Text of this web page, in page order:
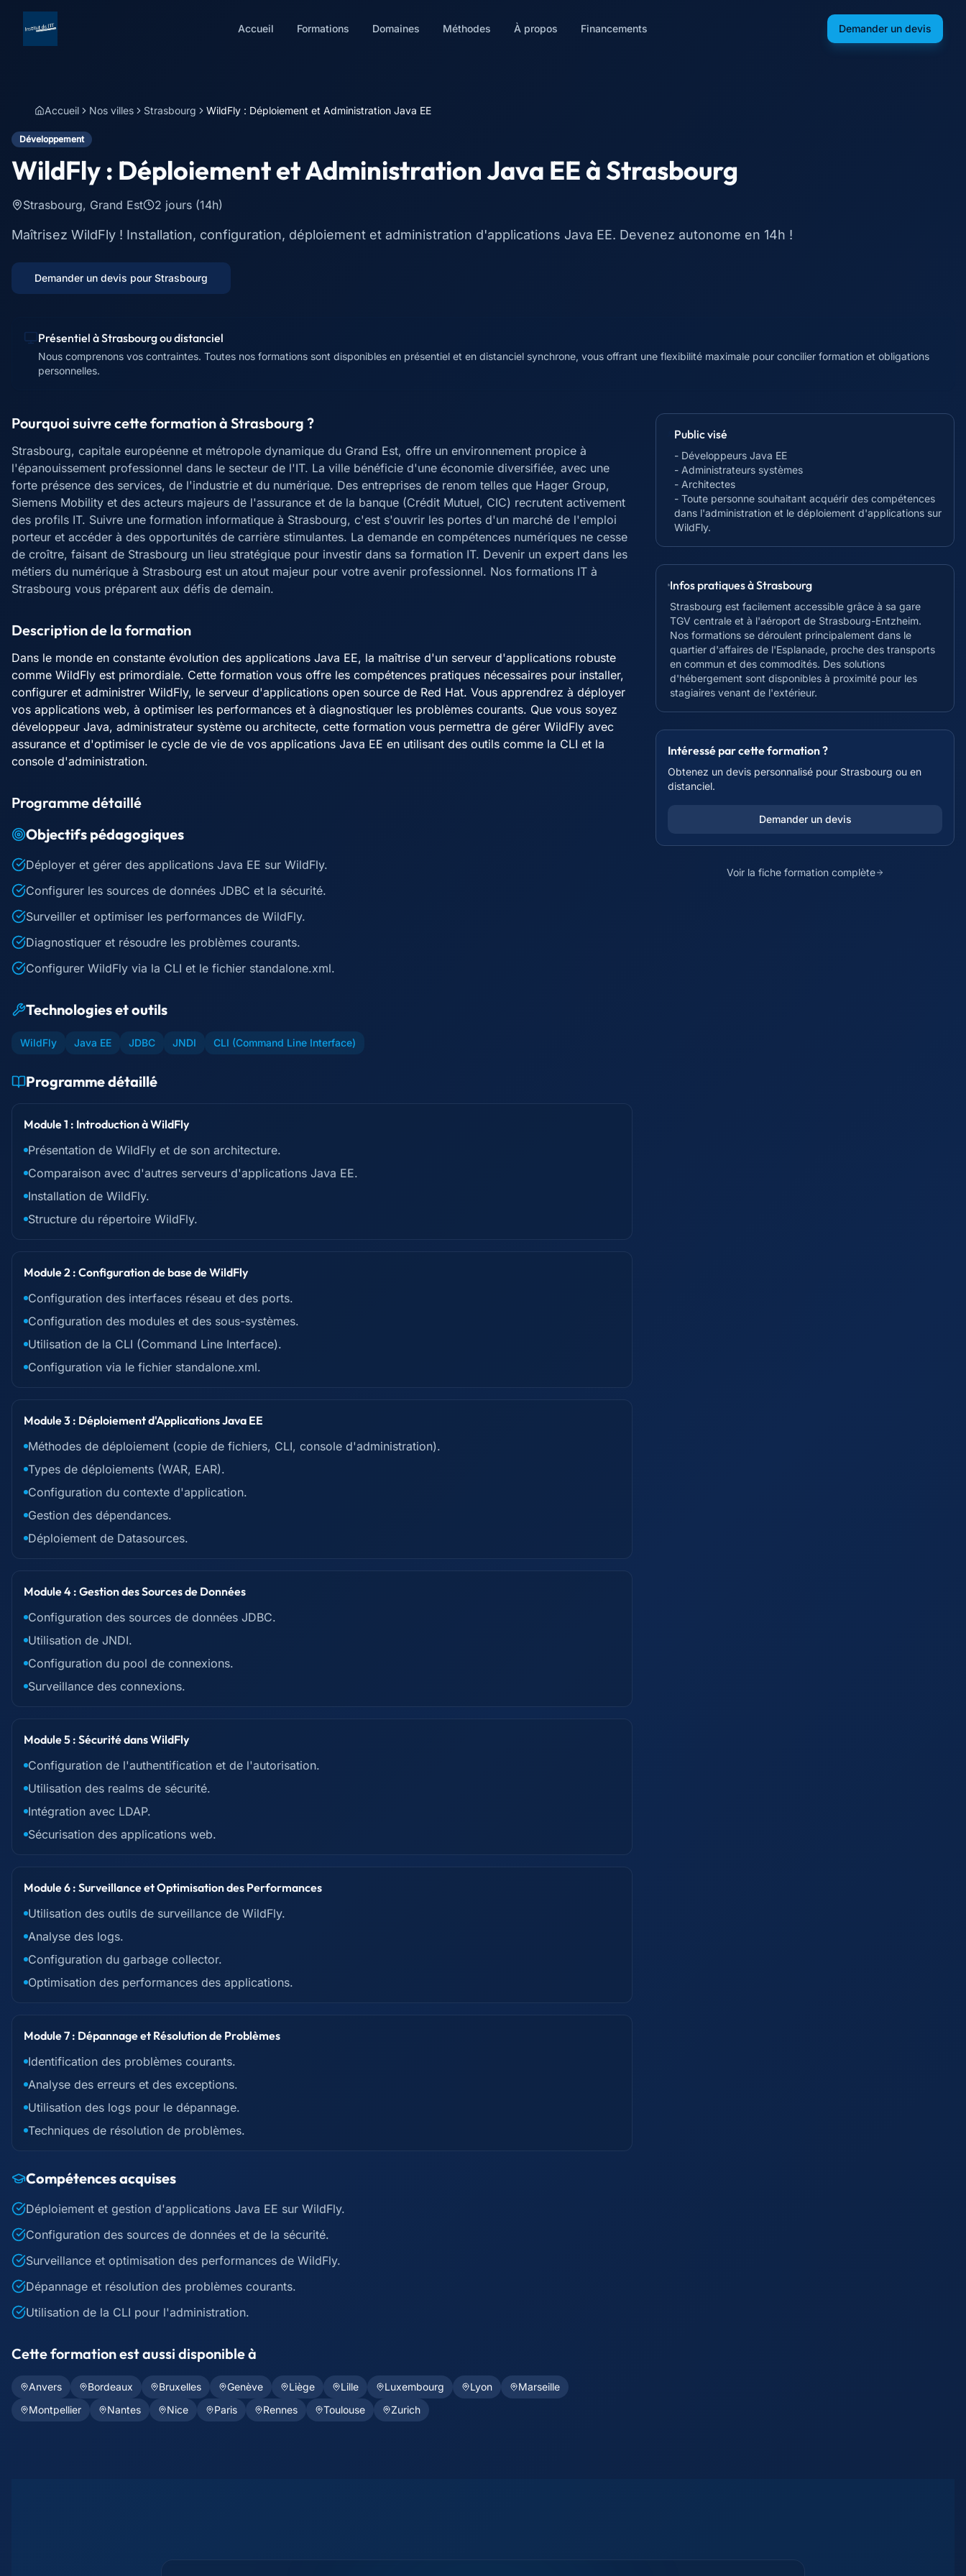
Accueil Formations Domaines Méthodes À propos Financements Demander un devis
Accueil Nos villes Strasbourg WildFly : Déploiement et Administration Java EE
Développement
WildFly : Déploiement et Administration Java EEàStrasbourg
Strasbourg, Grand Est 2 jours (14h)
Maîtrisez WildFly ! Installation, configuration, déploiement et administration d'applications Java EE. Devenez autonome en 14h !
Demander un devis pour Strasbourg
Présentiel àStrasbourgou distanciel
Nous comprenons vos contraintes. Toutes nos formations sont disponibles en présentiel et en distanciel synchrone, vous offrant une flexibilité maximale pour concilier formation et obligations
personnelles.
Pourquoi suivre cette formation à Strasbourg ?
Strasbourg, capitale européenne et métropole dynamique du Grand Est, offre un environnement propice à
l'épanouissement professionnel dans le secteur de l'IT. La ville bénéficie d'une économie diversifiée, avec une
forte présence des services, de l'industrie et du numérique. Des entreprises de renom telles que Hager Group,
Siemens Mobility et des acteurs majeurs de l'assurance et de la banque (Crédit Mutuel, CIC) recrutent activement
des profils IT. Suivre une formation informatique à Strasbourg, c'est s'ouvrir les portes d'un marché de l'emploi
porteur et accéder à des opportunités de carrière stimulantes. La demande en compétences numériques ne cesse
de croître, faisant de Strasbourg un lieu stratégique pour investir dans sa formation IT. Devenir un expert dans les
métiers du numérique à Strasbourg est un atout majeur pour votre avenir professionnel. Nos formations IT à
Strasbourg vous préparent aux défis de demain.
Description de la formation
Dans le monde en constante évolution des applications Java EE, la maîtrise d'un serveur d'applications robuste
comme WildFly est primordiale. Cette formation vous offre les compétences pratiques nécessaires pour installer,
configurer et administrer WildFly, le serveur d'applications open source de Red Hat. Vous apprendrez à déployer
vos applications web, à optimiser les performances et à diagnostiquer les problèmes courants. Que vous soyez
développeur Java, administrateur système ou architecte, cette formation vous permettra de gérer WildFly avec
assurance et d'optimiser le cycle de vie de vos applications Java EE en utilisant des outils comme la CLI et la
console d'administration.
Programme détaillé
Objectifs pédagogiques
Déployer et gérer des applications Java EE sur WildFly.
Configurer les sources de données JDBC et la sécurité.
Surveiller et optimiser les performances de WildFly.
Diagnostiquer et résoudre les problèmes courants.
Configurer WildFly via la CLI et le fichier standalone.xml.
Technologies et outils
WildFly Java EE JDBC JNDI CLI (Command Line Interface)
Programme détaillé
Module 1 : Introduction à WildFly
Présentation de WildFly et de son architecture.
Comparaison avec d'autres serveurs d'applications Java EE.
Installation de WildFly.
Structure du répertoire WildFly.
Module 2 : Configuration de base de WildFly
Configuration des interfaces réseau et des ports.
Configuration des modules et des sous-systèmes.
Utilisation de la CLI (Command Line Interface).
Configuration via le fichier standalone.xml.
Module 3 : Déploiement d'Applications Java EE
Méthodes de déploiement (copie de fichiers, CLI, console d'administration).
Types de déploiements (WAR, EAR).
Configuration du contexte d'application.
Gestion des dépendances.
Déploiement de Datasources.
Module 4 : Gestion des Sources de Données
Configuration des sources de données JDBC.
Utilisation de JNDI.
Configuration du pool de connexions.
Surveillance des connexions.
Module 5 : Sécurité dans WildFly
Configuration de l'authentification et de l'autorisation.
Utilisation des realms de sécurité.
Intégration avec LDAP.
Sécurisation des applications web.
Module 6 : Surveillance et Optimisation des Performances
Utilisation des outils de surveillance de WildFly.
Analyse des logs.
Configuration du garbage collector.
Optimisation des performances des applications.
Module 7 : Dépannage et Résolution de Problèmes
Identification des problèmes courants.
Analyse des erreurs et des exceptions.
Utilisation des logs pour le dépannage.
Techniques de résolution de problèmes.
Compétences acquises
Déploiement et gestion d'applications Java EE sur WildFly.
Configuration des sources de données et de la sécurité.
Surveillance et optimisation des performances de WildFly.
Dépannage et résolution des problèmes courants.
Utilisation de la CLI pour l'administration.
Cette formation est aussi disponible à
Anvers Bordeaux Bruxelles Genève Liège Lille Luxembourg Lyon
Marseille
Montpellier
Nantes Nice Paris Rennes Toulouse Zurich
Public visé
- Développeurs Java EE
- Administrateurs systèmes
- Architectes
- Toute personne souhaitant acquérir des compétences
dans l'administration et le déploiement d'applications sur
WildFly.
Infos pratiques àStrasbourg
Strasbourg est facilement accessible grâce à sa gare
TGV centrale et à l'aéroport de Strasbourg-Entzheim.
Nos formations se déroulent principalement dans le
quartier d'affaires de l'Esplanade, proche des transports
en commun et des commodités. Des solutions
d'hébergement sont disponibles à proximité pour les
stagiaires venant de l'extérieur.
Intéressé par cette formation ?
Obtenez un devis personnalisé pour Strasbourg ou en
distanciel.
Demander un devis
Voir la fiche formation complète